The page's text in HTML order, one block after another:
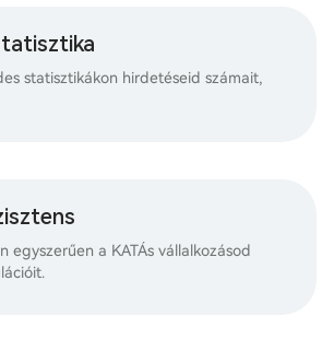
statisztikákon hirdetéseid számait,
egyszerűen a KATÁs vállalkozásod